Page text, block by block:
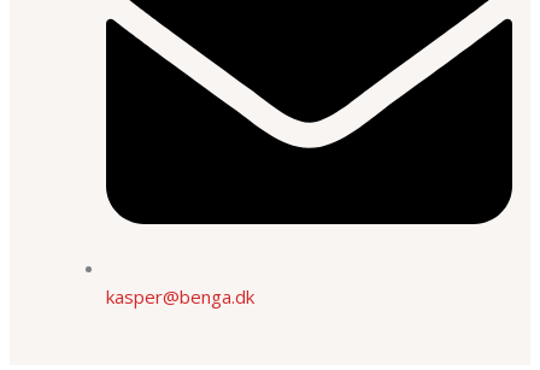
kasper@benga.dk